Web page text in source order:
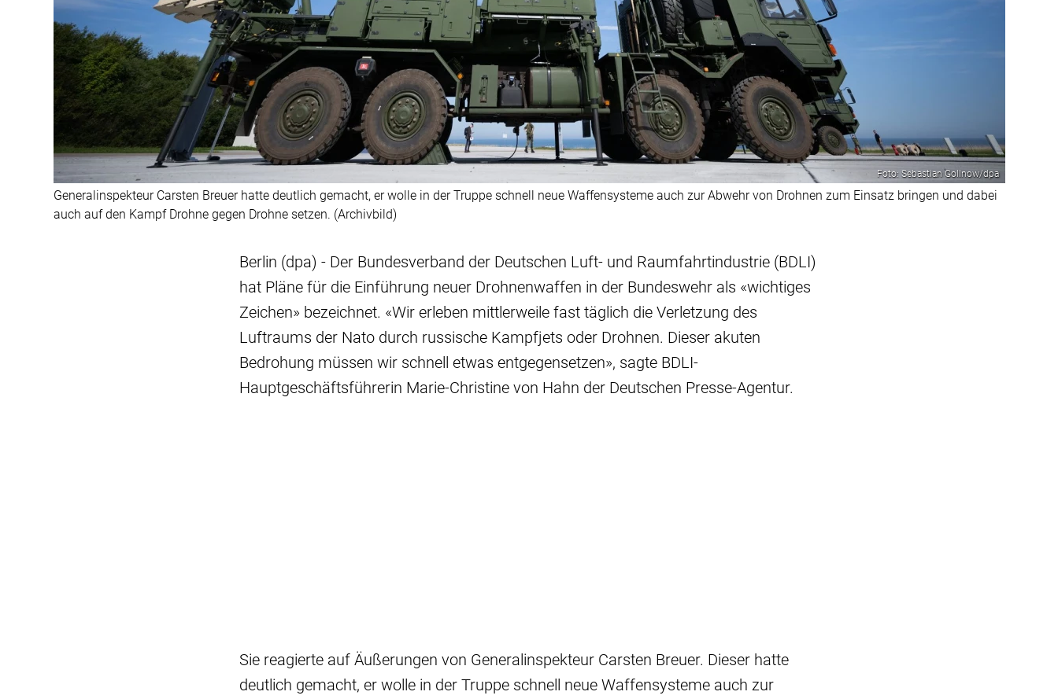
Foto: Sebastian Gollnow/dpa
Generalinspekteur Carsten Breuer hatte deutlich gemacht, er wolle in der Truppe schnell neue Waffensysteme auch zur Abwehr von Drohnen zum Einsatz bringen und dabei
auch auf den Kampf Drohne gegen Drohne setzen. (Archivbild)
Berlin (dpa) - Der Bundesverband der Deutschen Luft- und Raumfahrtindustrie (BDLI)
hat Pläne für die Einführung neuer Drohnenwaffen in der Bundeswehr als «wichtiges
Zeichen» bezeichnet. «Wir erleben mittlerweile fast täglich die Verletzung des
Luftraums der Nato durch russische Kampfjets oder Drohnen. Dieser akuten
Bedrohung müssen wir schnell etwas entgegensetzen», sagte BDLI-
Hauptgeschäftsführerin Marie-Christine von Hahn der Deutschen Presse-Agentur.
Sie reagierte auf Äußerungen von Generalinspekteur Carsten Breuer. Dieser hatte
deutlich gemacht, er wolle in der Truppe schnell neue Waffensysteme auch zur